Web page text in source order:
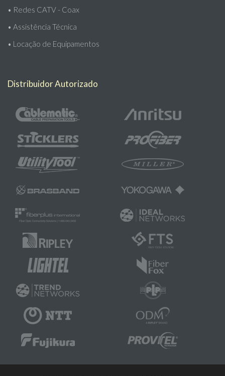
• Redes CATV - Coax
• Assistência Técnica
• Locação de Equipamentos
Distribuidor Autorizado